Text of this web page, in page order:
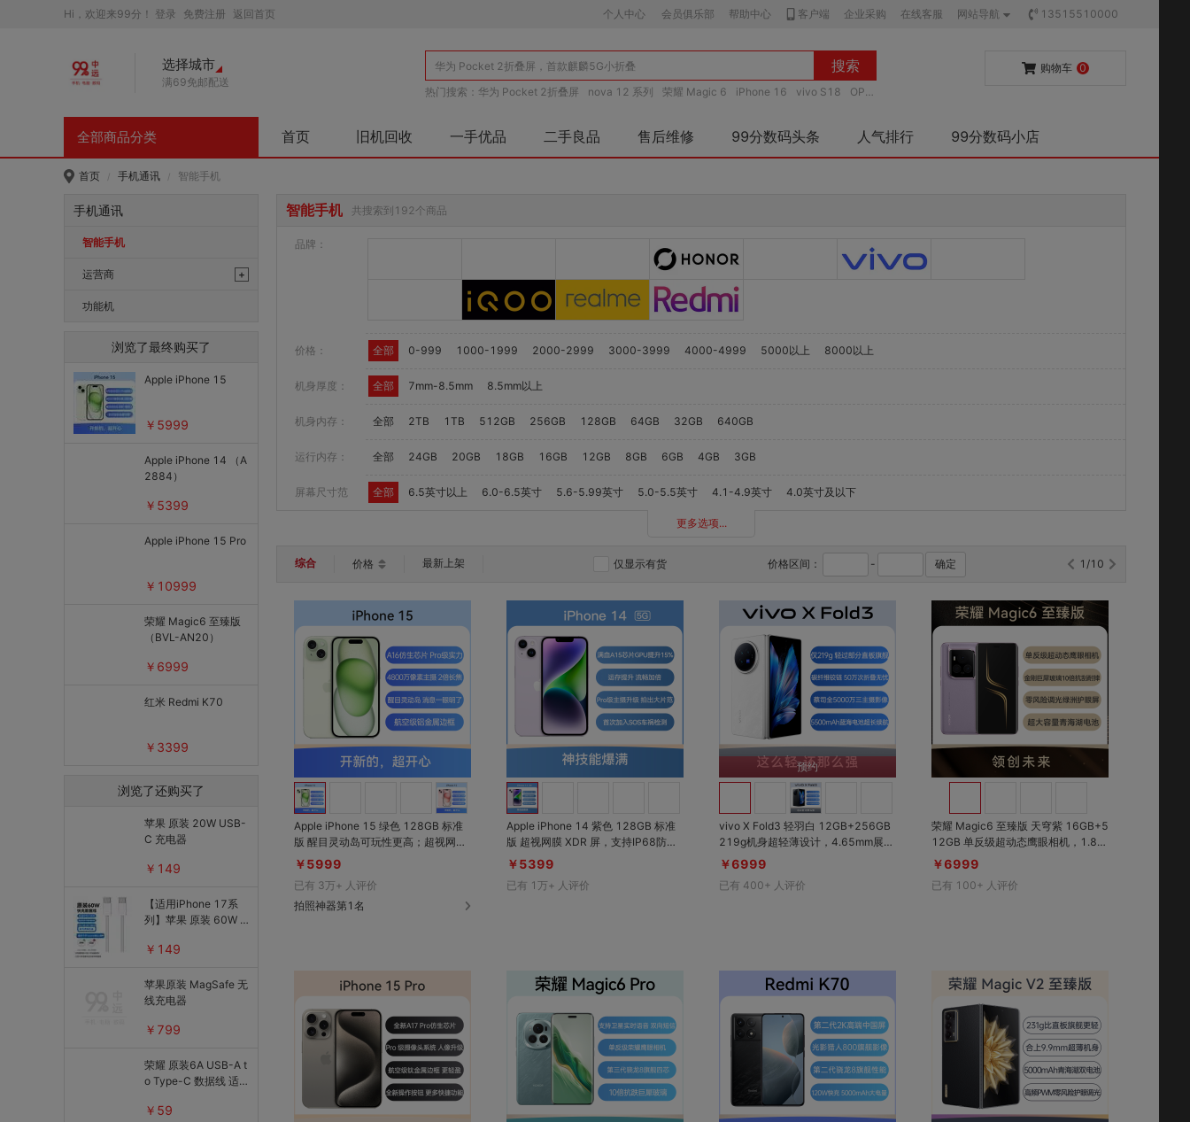
Hi，欢迎来99分！ 登录 免费注册 返回首页 个人中心 会员俱乐部 帮助中心 客户端 企业采购 在线客服 网站导航 13515510000
选择城市
满69免邮配送
搜索
热门搜索： 华为 Pocket 2折叠屏 nova 12 系列 荣耀 Magic 6 iPhone 16 vivo S18
OPP
购物车 0
全部商品分类 首页 旧机回收 一手优品 二手良品 售后维修 99分数码头条 人气排行 99分数码小店
首页 / 手机通讯 / 智能手机
手机通讯
智能手机
运营商 +
中国电信
功能机
浏览了最终购买了
Apple iPhone 15
￥5999
Apple iPhone 14 （A
2884）
￥5399
Apple iPhone 15 Pro
￥10999
荣耀 Magic6 至臻版
（BVL-AN20）
￥6999
红米 Redmi K70
￥3399
浏览了还购买了
苹果 原装 20W USB-
C 充电器
￥149
【适用iPhone 17系
列】苹果 原装 60W U
平板/笔记本电脑编织
￥149
苹果原装 MagSafe 无
线充电器
￥799
荣耀 原装6A USB-A t
o Type-C 数据线 适
￥59
智能手机 共搜索到192个商品
品牌：
价格： 全部 0-999 1000-1999 2000-2999 3000-3999 4000-4999 5000以上 8000以上
机身厚度： 全部 7mm-8.5mm 8.5mm以上
机身内存： 全部 2TB 1TB 512GB 256GB 128GB 64GB 32GB 640GB
运行内存： 全部 24GB 20GB 18GB 16GB 12GB 8GB 6GB 4GB 3GB
屏幕尺寸范 全部 6.5英寸以上 6.0-6.5英寸 5.6-5.99英寸 5.0-5.5英寸 4.1-4.9英寸 4.0英寸及以下
更多选项...
综合 价格 最新上架 仅显示有货 价格区间： - 确定 1/10
Apple iPhone 15 绿色 128GB 标准
版 醒目灵动岛可玩性更高；超视网膜
XDR 显示屏；支持IP68防尘抗水；A
￥5999
已有 3万+ 人评价
拍照神器第1名
Apple iPhone 14 紫色 128GB 标准
版 超视网膜 XDR 屏，支持IP68防尘
抗水，支持车祸检测功能
￥5399
已有 1万+ 人评价
预约
vivo X Fold3 轻羽白 12GB+256GB
219g机身超轻薄设计，4.65mm展开
态超薄机身；等效5500mAh蓝海电
构，前后抗摔，50万次折叠无忧；2K
￥6999
已有 400+ 人评价
荣耀 Magic6 至臻版 天穹紫 16GB+5
12GB 单反级超动态鹰眼相机，1.8亿
像素潜望长焦；荣耀金刚巨犀玻璃，1
时语音、双向短信
￥6999
已有 100+ 人评价